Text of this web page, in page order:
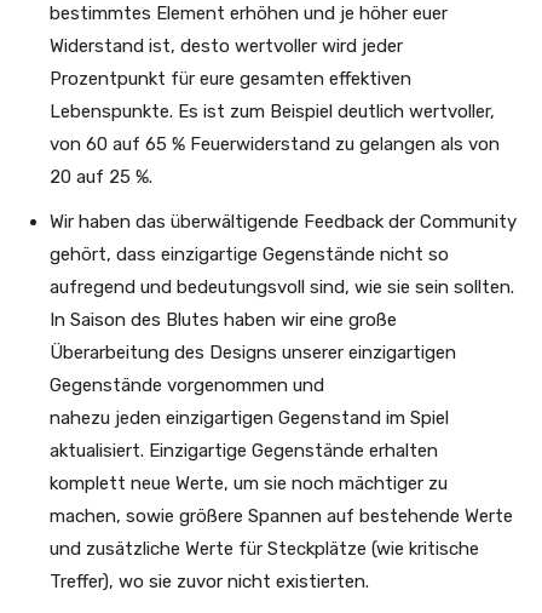
bestimmtes Element erhöhen und je höher euer
Widerstand ist, desto wertvoller wird jeder
Prozentpunkt für eure gesamten effektiven
Lebenspunkte. Es ist zum Beispiel deutlich wertvoller,
von 60 auf 65 % Feuerwiderstand zu gelangen als von
20 auf 25 %.
Wir haben das überwältigende Feedback der Community
gehört, dass einzigartige Gegenstände nicht so
aufregend und bedeutungsvoll sind, wie sie sein sollten.
In Saison des Blutes haben wir eine große
Überarbeitung des Designs unserer einzigartigen
Gegenstände vorgenommen und
nahezu jeden einzigartigen Gegenstand im Spiel
aktualisiert. Einzigartige Gegenstände erhalten
komplett neue Werte, um sie noch mächtiger zu
machen, sowie größere Spannen auf bestehende Werte
und zusätzliche Werte für Steckplätze (wie kritische
Treffer), wo sie zuvor nicht existierten.